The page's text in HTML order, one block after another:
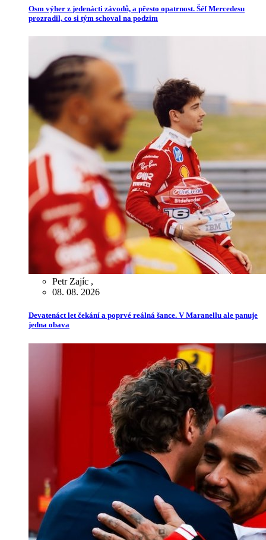
Osm výher z jedenácti závodů, a přesto opatrnost. Šéf Mercedesu
prozradil, co si tým schoval na podzim
Petr Zajíc ,
08. 08. 2026
Devatenáct let čekání a poprvé reálná šance. V Maranellu ale panuje
jedna obava